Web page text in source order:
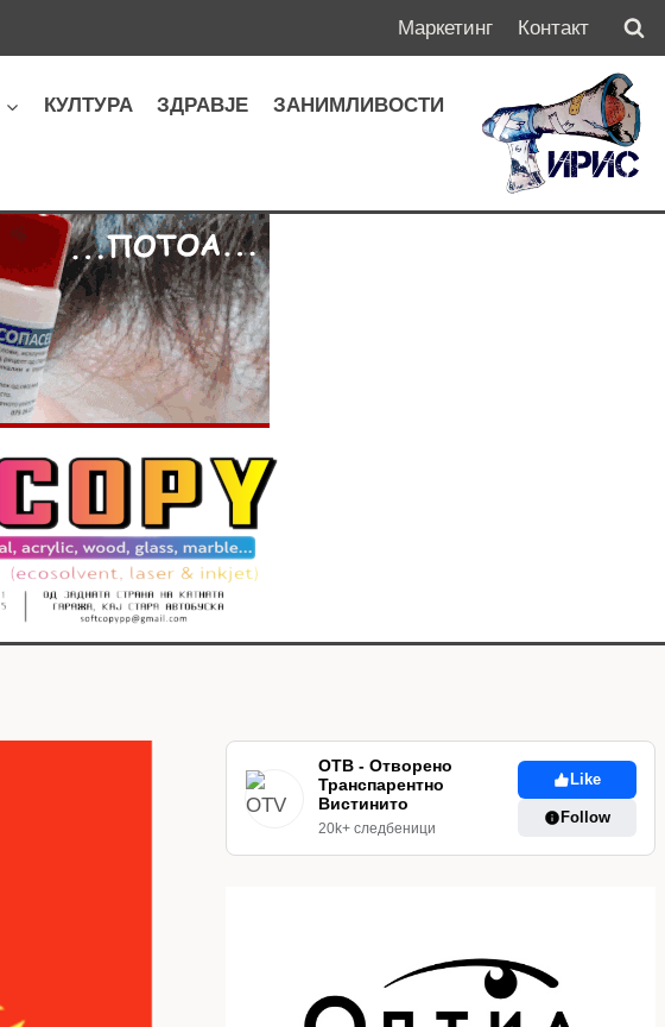
Маркетинг Контакт
КУЛТУРА ЗДРАВЈЕ ЗАНИМЛИВОСТИ
ОТВ - Отворено
Транспарентно
Вистинито
20k+ следбеници
Like
Follow